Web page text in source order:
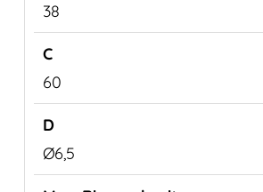
38
60
Ø6,5